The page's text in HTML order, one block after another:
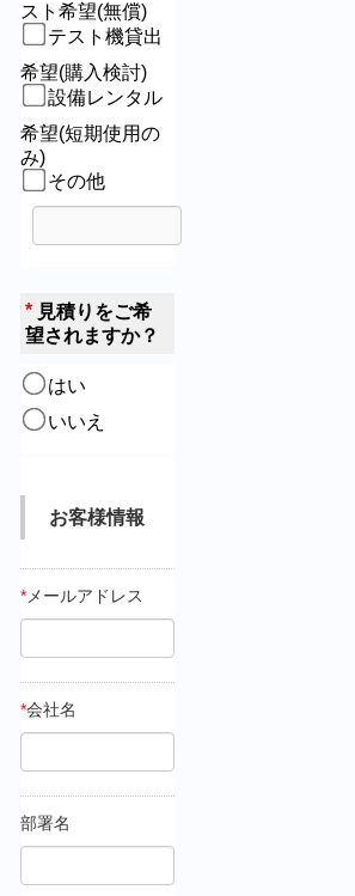
スト希望(無償)
テスト機貸出
希望(購入検討)
設備レンタル
希望(短期使用の
み)
その他
* 見積りをご希
望されますか？
はい
いいえ
お客様情報
*メールアドレス
*会社名
部署名